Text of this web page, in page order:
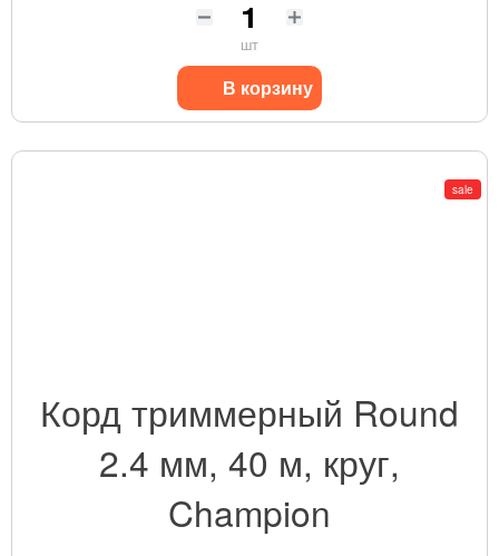
шт
В корзину
sale
Корд триммерный Round
2.4 мм, 40 м, круг,
Champion